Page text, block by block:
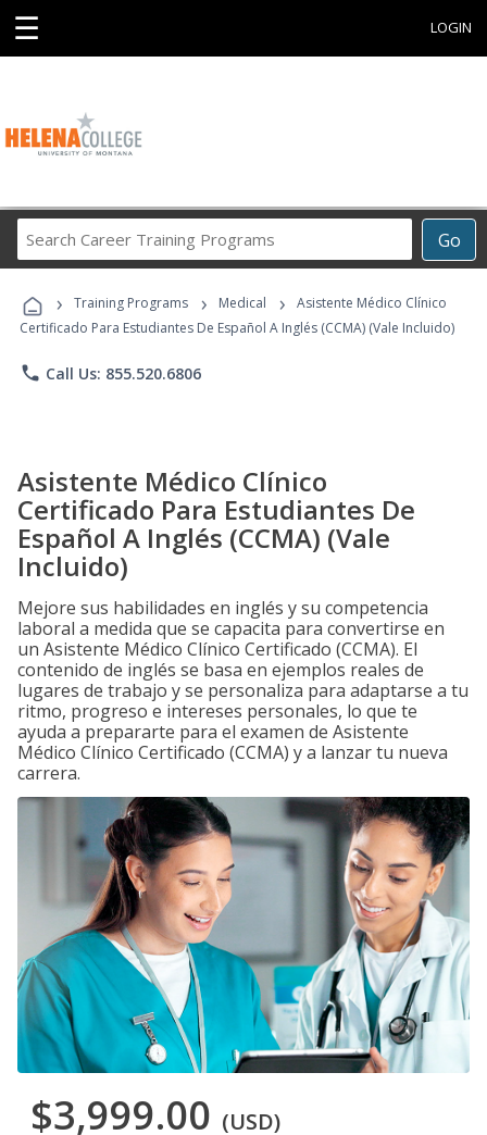
☰ LOGIN
Go
Career
Programs
› Training Programs › Medical ›
Asistente Médico Clínico
Certificado Para Estudiantes De Español A Inglés (CCMA) (Vale Incluido)
phone Call Us: 855.520.6806
Asistente Médico Clínico
Certificado Para Estudiantes De
Español A Inglés (CCMA) (Vale
Incluido)
Mejore sus habilidades en inglés y su competencia
laboral a medida que se capacita para convertirse en
un Asistente Médico Clínico Certificado (CCMA). El
contenido de inglés se basa en ejemplos reales de
lugares de trabajo y se personaliza para adaptarse a tu
ritmo, progreso e intereses personales, lo que te
ayuda a prepararte para el examen de Asistente
Médico Clínico Certificado (CCMA) y a lanzar tu nueva
carrera.
$3,999.00 (USD)